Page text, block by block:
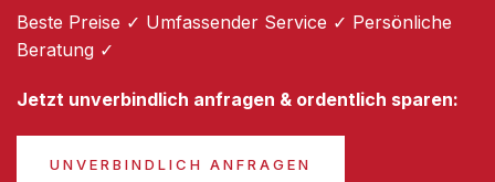
Beste Preise ✓ Umfassender Service ✓ Persönliche
Beratung ✓
Jetzt unverbindlich anfragen & ordentlich sparen:
UNVERBINDLICH ANFRAGEN